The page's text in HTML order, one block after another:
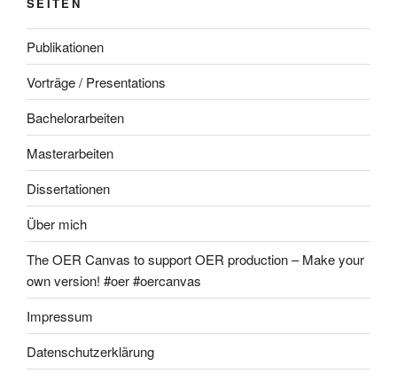
Publikationen
Vorträge / Presentations
Bachelorarbeiten
Masterarbeiten
Dissertationen
Über mich
The OER Canvas to support OER production – Make your
own version! #oer #oercanvas
Impressum
Datenschutzerklärung